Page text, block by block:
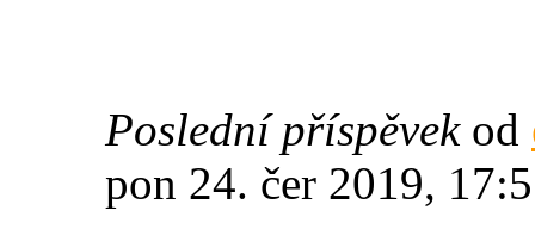
Poslední příspěvekod
pon 24. čer 2019,